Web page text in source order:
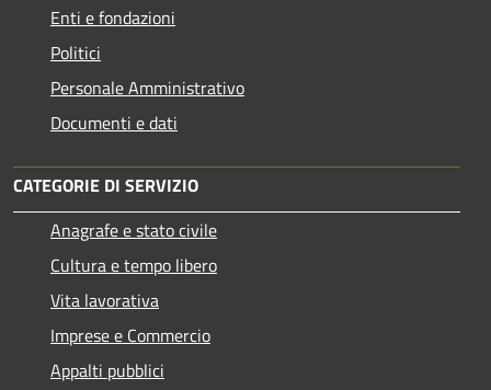
Enti e fondazioni
Politici
Personale Amministrativo
Documenti e dati
CATEGORIE DI SERVIZIO
Anagrafe e stato civile
Cultura e tempo libero
Vita lavorativa
Imprese e Commercio
Appalti pubblici